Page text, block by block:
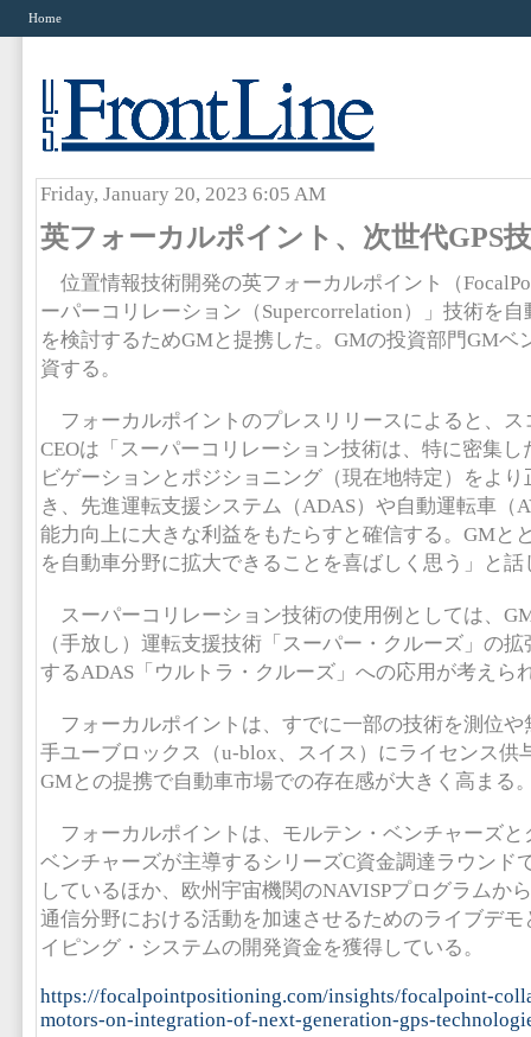
Home
Friday, January 20, 2023 6:05 AM
英フォーカルポイント、次世代GPS
位置情報技術開発の英フォーカルポイント（
ーパーコリレーション（Supercorrelation）」技術を
を検討するためGMと提携した。GMの投資部門GMベ
資する。
フォーカルポイントのプレスリリースによると、ス
CEOは「スーパーコリレーション技術は、特に密集
ビゲーションとポジショニング（現在地特定）をよ
き、先進運転支援システム（ADAS）や自動運転車（
能力向上に大きな利益をもたらすと確信する。GMと
を自動車分野に拡大できることを喜ばしく思う」と話
スーパーコリレーション技術の使用例としては、
（手放し）運転支援技術「スーパー・クルーズ」の
するADAS「ウルトラ・クルーズ」への応用が考えら
フォーカルポイントは、すでに一部の技術を測位や
手ユーブロックス（u-blox、スイス）にライセンス供
GMとの提携で自動車市場での存在感が大きく高まる
フォーカルポイントは、モルテン・ベンチャーズと
ベンチャーズが主導するシリーズC資金調達ラウンド
しているほか、欧州宇宙機関のNAVISPプログラムか
通信分野における活動を加速させるためのライブデ
イピング・システムの開発資金を獲得している。
https://focalpointpositioning.com/insights/focalpoint-
motors-on-integration-of-next-generation-gps-